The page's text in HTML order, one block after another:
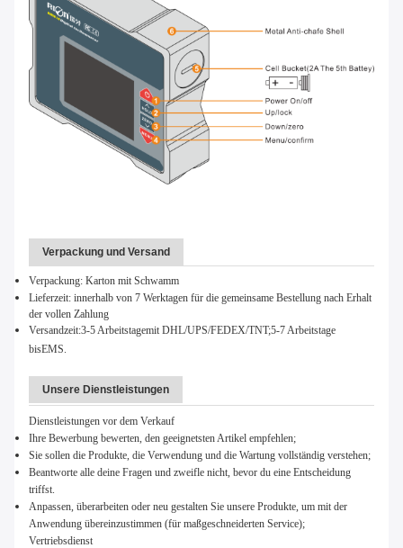
Verpackung und Versand
Verpackung: Karton mit Schwamm
Lieferzeit: innerhalb von 7 Werktagen für die gemeinsame Bestellung nach Erhalt
der vollen Zahlung
Versandzeit:3-5 Arbeitstagemit DHL/UPS/FEDEX/TNT;5-7 Arbeitstage
bisEMS.
Unsere Dienstleistungen
Dienstleistungen vor dem Verkauf
Ihre Bewerbung bewerten, den geeignetsten Artikel empfehlen;
Sie sollen die Produkte, die Verwendung und die Wartung vollständig verstehen;
Beantworte alle deine Fragen und zweifle nicht, bevor du eine Entscheidung
triffst.
Anpassen, überarbeiten oder neu gestalten Sie unsere Produkte, um mit der
Anwendung übereinzustimmen (für maßgeschneiderten Service);
Vertriebsdienst